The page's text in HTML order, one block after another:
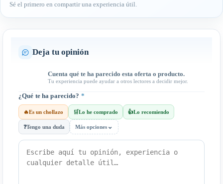
Sé el primero en compartir una experiencia útil.
Deja tu opinión
Cuenta qué te ha parecido esta oferta o producto.
Tu experiencia puede ayudar a otros lectores a decidir mejor.
¿Qué te ha parecido? *
🔥Es un chollazo 🛒Lo he comprado 👍Lo recomiendo
❓Tengo una duda Más opciones ⌄